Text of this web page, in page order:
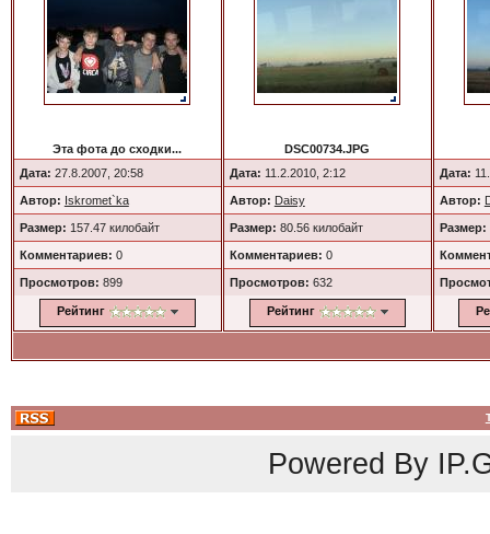
Эта фота до сходки...
Дата: 27.8.2007, 20:58
Автор: Iskromet`ka
Размер: 157.47 килобайт
Комментариев: 0
Просмотров: 899
Рейтинг
DSC00734.JPG
Дата: 11.2.2010, 2:12
Автор: Daisy
Размер: 80.56 килобайт
Комментариев: 0
Просмотров: 632
Рейтинг
Дата:
Автор:
Размер:
Powered By